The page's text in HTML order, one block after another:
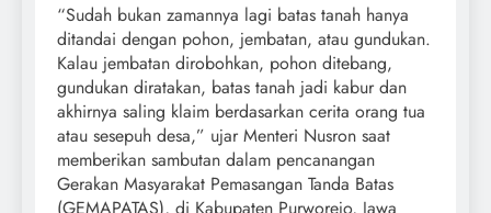
“Sudah bukan zamannya lagi batas tanah hanya
ditandai dengan pohon, jembatan, atau gundukan.
Kalau jembatan dirobohkan, pohon ditebang,
gundukan diratakan, batas tanah jadi kabur dan
akhirnya saling klaim berdasarkan cerita orang tua
atau sesepuh desa,” ujar Menteri Nusron saat
memberikan sambutan dalam pencanangan
Gerakan Masyarakat Pemasangan Tanda Batas
(GEMAPATAS), di Kabupaten Purworejo, Jawa